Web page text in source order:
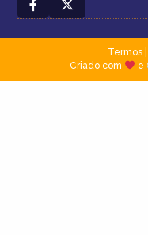
Termos|
Criado com
e